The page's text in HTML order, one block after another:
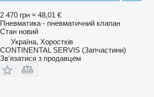
2 470 грн ≈ 48,01 €
Пневматика - пневматичний клапан
Стан новий
Україна, Хоростків
CONTINENTAL SERVIS (Запчастини)
Зв'язатися з продавцем